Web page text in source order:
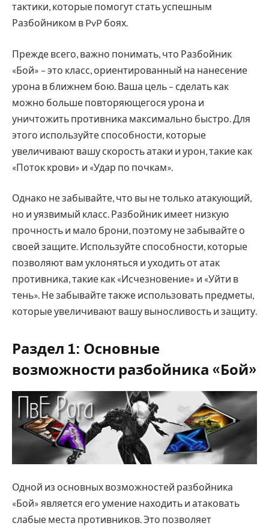
тактики, которые помогут стать успешным
Разбойником в PvP боях.
Прежде всего, важно понимать, что Разбойник
«Бой» – это класс, ориентированный на нанесение
урона в ближнем бою. Ваша цель – сделать как
можно больше повторяющегося урона и
уничтожить противника максимально быстро. Для
этого используйте способности, которые
увеличивают вашу скорость атаки и урон, такие как
«Поток крови» и «Удар по почкам».
Однако не забывайте, что вы не только атакующий,
но и уязвимый класс. Разбойник имеет низкую
прочность и мало брони, поэтому не забывайте о
своей защите. Используйте способности, которые
позволяют вам уклоняться и уходить от атак
противника, такие как «Исчезновение» и «Уйти в
тень». Не забывайте также использовать предметы,
которые увеличивают вашу выносливость и защиту.
Раздел 1: Основные
возможности разбойника «Бой»
Одной из основных возможностей разбойника
«Бой» является его умение находить и атаковать
слабые места противников. Это позволяет